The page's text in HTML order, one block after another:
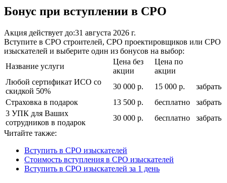
Бонус при вступлении в СРО
Акция действует до:31 августа 2026 г.
Вступите в СРО строителей, СРО проектировщиков или СРО
изыскателей и выберите один из бонусов на выбор:
Название услуги
Цена без
акции
Цена по
акции
Любой сертификат ИСО со
скидкой 50%
30 000 р. 15 000 р.
забрать
Страховка в подарок
13 500 р. бесплатно
забрать
3 УПК для Ваших
сотрудников в подарок
30 000 р. бесплатно
забрать
Читайте также:
Вступить в СРО изыскателей
Cтоимость вступления в СРО изыскателей
Вступить в СРО изыскателей за 1 день